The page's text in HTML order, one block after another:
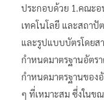
ประกอบด้วย 1.คณะอ
เทคโนโลยี และสถาปั
และรูปแบบบัตรโดยส
กำหนดมาตรฐานอัตรา
กำหนดมาตรฐานของอั
ๆ ที่เหมาะสม ซึ่งในข